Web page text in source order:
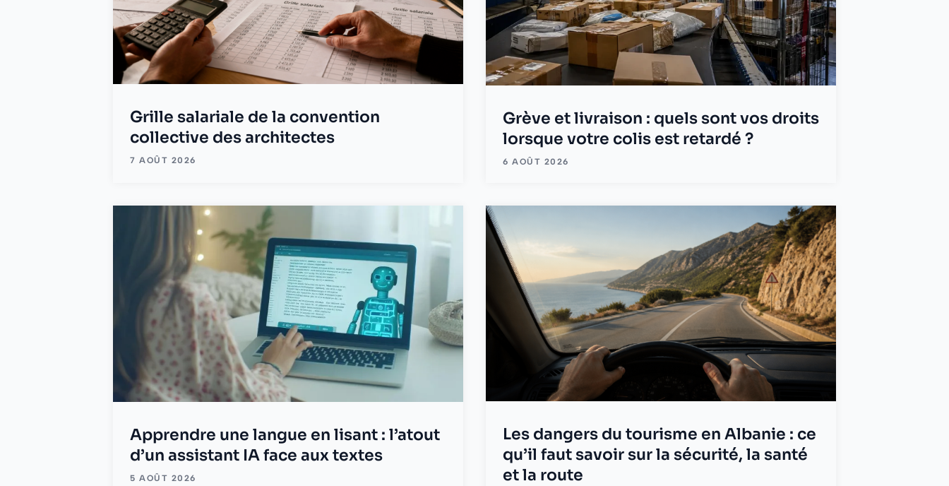
Grille salariale de la convention
collective des architectes
7 AOÛT 2026
Grève et livraison : quels sont vos droits
lorsque votre colis est retardé ?
6 AOÛT 2026
Apprendre une langue en lisant : l’atout
d’un assistant IA face aux textes
5 AOÛT 2026
Les dangers du tourisme en Albanie : ce
qu’il faut savoir sur la sécurité, la santé
et la route